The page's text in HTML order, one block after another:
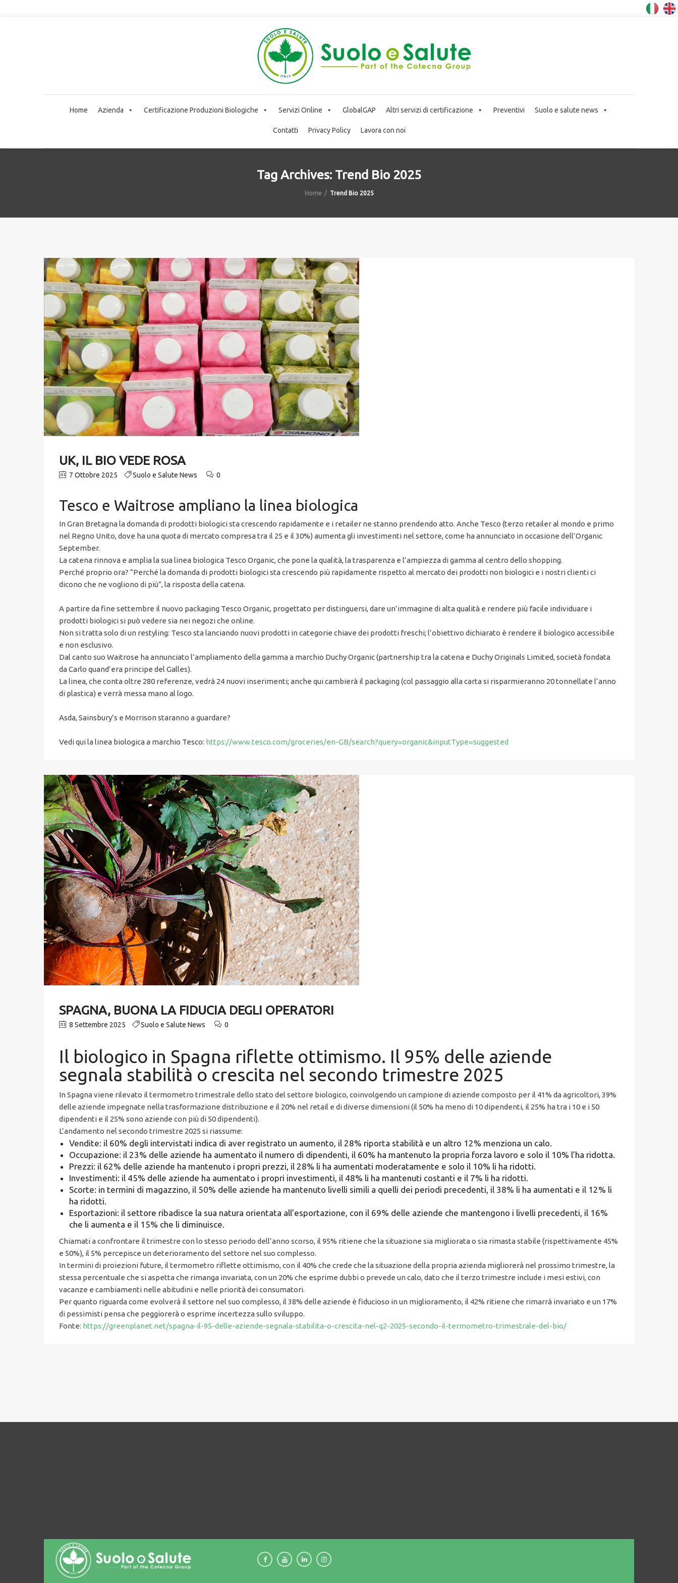
Home Azienda Certificazione Produzioni Biologiche Servizi Online GlobalGAP Altri servizi di certificazione Preventivi Suolo e salute news
Contatti Privacy Policy Lavora con noi
Tag Archives: Trend Bio 2025
Home Trend Bio 2025
UK, IL BIO VEDE ROSA
7 Ottobre 2025 Suolo e Salute News 0
Tesco e Waitrose ampliano la linea biologica
In Gran Bretagna la domanda di prodotti biologici sta crescendo rapidamente e i retailer ne stanno prendendo atto. Anche Tesco (terzo retailer al mondo e primo
nel Regno Unito, dove ha una quota di mercato compresa tra il 25 e il 30%) aumenta gli investimenti nel settore, come ha annunciato in occasione dell’Organic
September.
La catena rinnova e amplia la sua linea biologica Tesco Organic, che pone la qualità, la trasparenza e l’ampiezza di gamma al centro dello shopping.
Perché proprio ora? “Perché la domanda di prodotti biologici sta crescendo più rapidamente rispetto al mercato dei prodotti non biologici e i nostri clienti ci
dicono che ne vogliono di più”, la risposta della catena.
A partire da fine settembre il nuovo packaging Tesco Organic, progettato per distinguersi, dare un’immagine di alta qualità e rendere più facile individuare i
prodotti biologici si può vedere sia nei negozi che online.
Non si tratta solo di un restyling: Tesco sta lanciando nuovi prodotti in categorie chiave dei prodotti freschi; l’obiettivo dichiarato è rendere il biologico accessibile
e non esclusivo.
Dal canto suo Waitrose ha annunciato l’ampliamento della gamma a marchio Duchy Organic (partnership tra la catena e Duchy Originals Limited, società fondata
da Carlo quand’era principe del Galles).
La linea, che conta oltre 280 referenze, vedrà 24 nuovi inserimenti; anche qui cambierà il packaging (col passaggio alla carta si risparmieranno 20 tonnellate l’anno
di plastica) e verrà messa mano al logo.
Asda, Sainsbury’s e Morrison staranno a guardare?
Vedi qui la linea biologica a marchio Tesco: https://www.tesco.com/groceries/en-GB/search?query=organic&inputType=suggested
SPAGNA, BUONA LA FIDUCIA DEGLI OPERATORI
8 Settembre 2025 Suolo e Salute News 0
Il biologico in Spagna riflette ottimismo. Il 95% delle aziende
segnala stabilità o crescita nel secondo trimestre 2025
In Spagna viene rilevato il termometro trimestrale dello stato del settore biologico, coinvolgendo un campione di aziende composto per il 41% da agricoltori, 39%
delle aziende impegnate nella trasformazione distribuzione e il 20% nel retail e di diverse dimensioni (il 50% ha meno di 10 dipendenti, il 25% ha tra i 10 e i 50
dipendenti e il 25% sono aziende con più di 50 dipendenti).
L’andamento nel secondo trimestre 2025 si riassume:
Vendite: il 60% degli intervistati indica di aver registrato un aumento, il 28% riporta stabilità e un altro 12% menziona un calo.
Occupazione: il 23% delle aziende ha aumentato il numero di dipendenti, il 60% ha mantenuto la propria forza lavoro e solo il 10% l’ha ridotta.
Prezzi: il 62% delle aziende ha mantenuto i propri prezzi, il 28% li ha aumentati moderatamente e solo il 10% li ha ridotti.
Investimenti: il 45% delle aziende ha aumentato i propri investimenti, il 48% li ha mantenuti costanti e il 7% li ha ridotti.
Scorte: in termini di magazzino, il 50% delle aziende ha mantenuto livelli simili a quelli dei periodi precedenti, il 38% li ha aumentati e il 12% li
ha ridotti.
Esportazioni: il settore ribadisce la sua natura orientata all’esportazione, con il 69% delle aziende che mantengono i livelli precedenti, il 16%
che li aumenta e il 15% che li diminuisce.
Chiamati a confrontare il trimestre con lo stesso periodo dell’anno scorso, il 95% ritiene che la situazione sia migliorata o sia rimasta stabile (rispettivamente 45%
e 50%), il 5% percepisce un deterioramento del settore nel suo complesso.
In termini di proiezioni future, il termometro riflette ottimismo, con il 40% che crede che la situazione della propria azienda migliorerà nel prossimo trimestre, la
stessa percentuale che si aspetta che rimanga invariata, con un 20% che esprime dubbi o prevede un calo, dato che il terzo trimestre include i mesi estivi, con
vacanze e cambiamenti nelle abitudini e nelle priorità dei consumatori.
Per quanto riguarda come evolverà il settore nel suo complesso, il 38% delle aziende è fiducioso in un miglioramento, il 42% ritiene che rimarrà invariato e un 17%
di pessimisti pensa che peggiorerà o esprime incertezza sullo sviluppo.
Fonte: https://greenplanet.net/spagna-il-95-delle-aziende-segnala-stabilita-o-crescita-nel-q2-2025-secondo-il-termometro-trimestrale-del-bio/